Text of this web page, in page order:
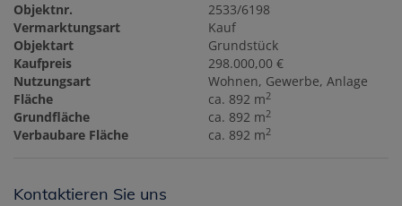
Objektnr.
2533/6198
Vermarktungsart
Kauf
Objektart
Grundstück
Kaufpreis
298.000,00 €
Nutzungsart
Wohnen Gewerbe Anlage
Fläche
ca. 892 m2
Grundfläche ca. 892 m2
Verbaubare Fläche ca. 892 m2
Kontaktieren Sie uns